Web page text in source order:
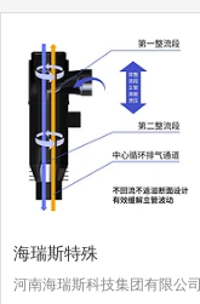
海瑞斯特殊
河南海瑞斯科技集团有限公司